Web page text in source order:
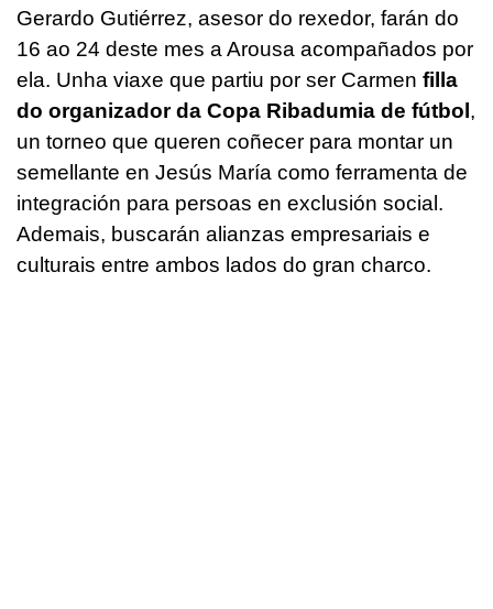
Gerardo Gutiérrez, asesor do rexedor, farán do
16 ao 24 deste mes a Arousa acompañados por
ela. Unha viaxe que partiu por ser Carmen filla
do organizador da Copa Ribadumia de fútbol,
un torneo que queren coñecer para montar un
semellante en Jesús María como ferramenta de
integración para persoas en exclusión social.
Ademais, buscarán alianzas empresariais e
culturais entre ambos lados do gran charco.